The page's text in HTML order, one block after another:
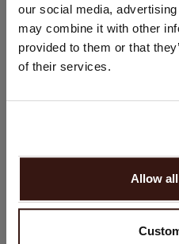
our social media,
may combine it with other
provided to them or that
of their services.
Allow
PFLEGEHINWEISE
VERSAND & RÜCKGABE
Vereinigte Staaten